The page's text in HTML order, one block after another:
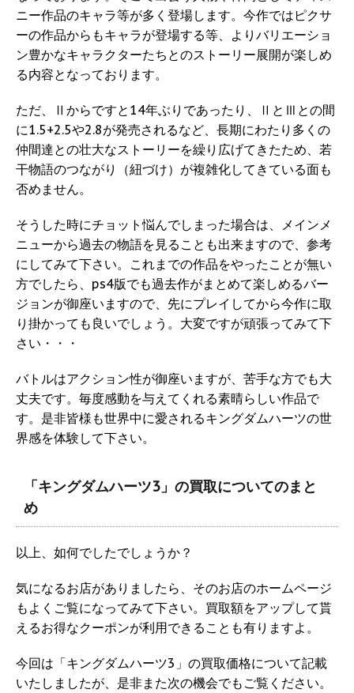
ニー作品のキャラ等が多く登場します。今作ではピクサ
ーの作品からもキャラが登場する等、よりバリエーショ
ン豊かなキャラクターたちとのストーリー展開が楽しめ
る内容となっております。
ただ、Ⅱからですと14年ぶりであったり、ⅡとⅢとの間
に1.5+2.5や2.8が発売されるなど、長期にわたり多くの
仲間達との壮大なストーリーを繰り広げてきたため、若
干物語のつながり（紐づけ）が複雑化してきている面も
否めません。
そうした時にチョット悩んでしまった場合は、メインメ
ニューから過去の物語を見ることも出来ますので、参考
にしてみて下さい。これまでの作品をやったことが無い
方でしたら、ps4版でも過去作がまとめて楽しめるバー
ジョンが御座いますので、先にプレイしてから今作に取
り掛かっても良いでしょう。大変ですが頑張ってみて下
さい・・・
バトルはアクション性が御座いますが、苦手な方でも大
丈夫です。毎度感動を与えてくれる素晴らしい作品で
す。是非皆様も世界中に愛されるキングダムハーツの世
界感を体験して下さい。
「キングダムハーツ3」の買取についてのまと
め
以上、如何でしたでしょうか？
気になるお店がありましたら、そのお店のホームページ
もよくご覧になってみて下さい。買取額をアップして貰
えるお得なクーポンが利用できることも有りますよ。
今回は「キングダムハーツ3」の買取価格について記載
いたしましたが、是非また次の機会でもご覧ください。